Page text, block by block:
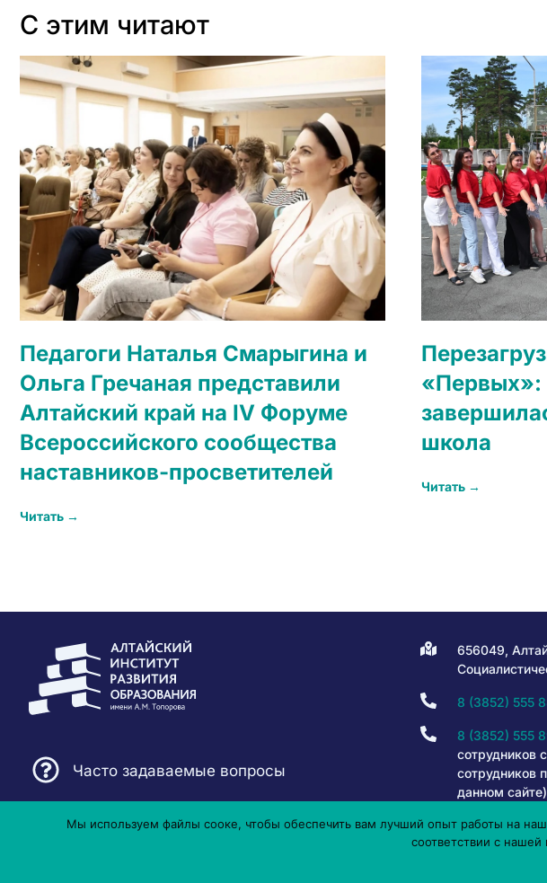
С этим читают
Педагоги Наталья Смарыгина и
Ольга Гречаная представили
Алтайский край на IV Форуме
Всероссийского сообщества
наставников-просветителей
Читать →
«Первых»:
школа
Читать →
Часто задаваемые вопросы
656049,
8 (3852) 555
8 (3852) 555
сотрудников
сотрудников
данном сайте)
8 800 301 80
Мы используем файлы сооке, чтобы обеспечить вам лучший опыт работы на
соответствии с